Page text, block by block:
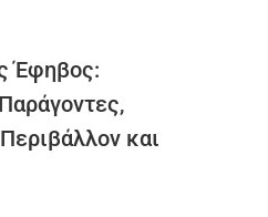
Έφηβος:
και